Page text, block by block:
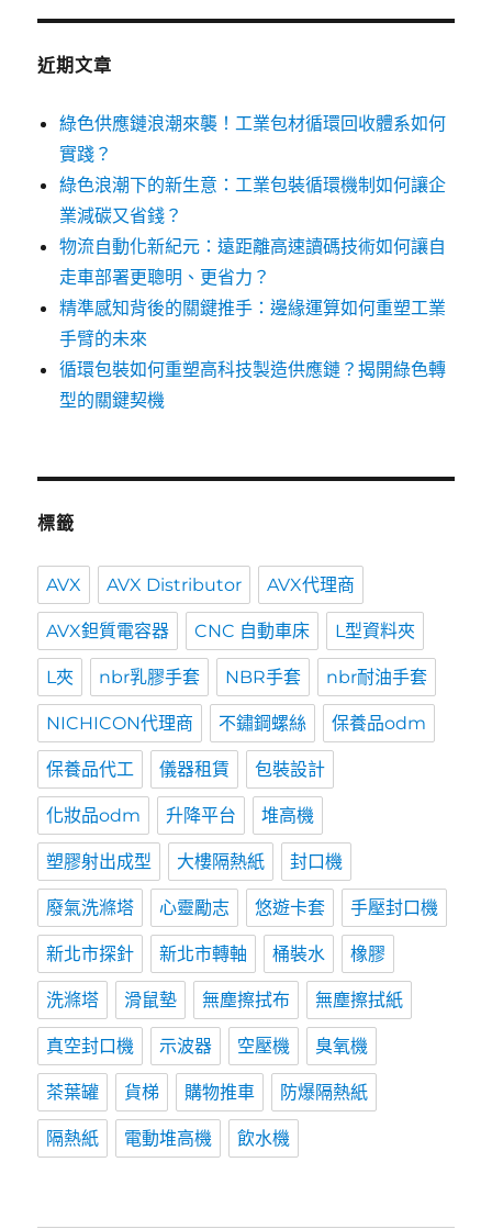
近期文章
綠色供應鏈浪潮來襲！工業包材循環回收體系如何
實踐？
綠色浪潮下的新生意：工業包裝循環機制如何讓企
業減碳又省錢？
物流自動化新紀元：遠距離高速讀碼技術如何讓自
走車部署更聰明、更省力？
精準感知背後的關鍵推手：邊緣運算如何重塑工業
手臂的未來
循環包裝如何重塑高科技製造供應鏈？揭開綠色轉
型的關鍵契機
標籤
AVX AVX Distributor AVX代理商
AVX鉭質電容器 CNC 自動車床 L型資料夾
L夾 nbr乳膠手套 NBR手套 nbr耐油手套
NICHICON代理商 不鏽鋼螺絲 保養品odm
保養品代工 儀器租賃 包裝設計
化妝品odm 升降平台 堆高機
塑膠射出成型 大樓隔熱紙 封口機
廢氣洗滌塔 心靈勵志 悠遊卡套 手壓封口機
新北市探針 新北市轉軸 桶裝水 橡膠
洗滌塔 滑鼠墊 無塵擦拭布 無塵擦拭紙
真空封口機 示波器 空壓機 臭氧機
茶葉罐 貨梯 購物推車 防爆隔熱紙
隔熱紙 電動堆高機 飲水機